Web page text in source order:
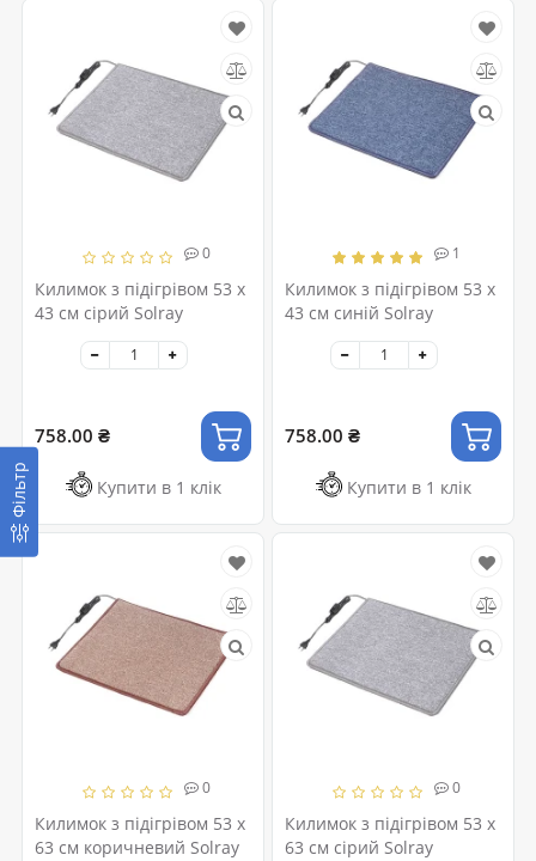
Фільтр
0
Килимок з підігрівом 53 x
43 см сірий Solray
758.00 ₴
Купити в 1 клік
1
Килимок з підігрівом 53 x
43 см синій Solray
758.00 ₴
Купити в 1 клік
0
Килимок з підігрівом 53 x
63 см коричневий Solray
0
Килимок з підігрівом 53 x
63 см сірий Solray